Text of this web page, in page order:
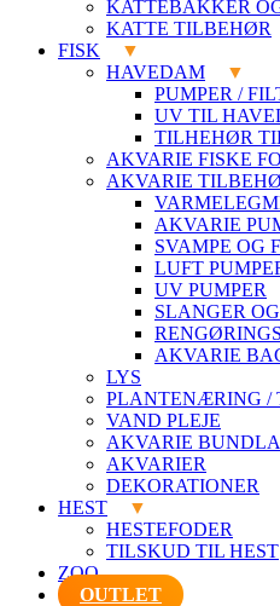
KATTEBAKKER
KATTE TILBEHØR
FISK
HAVEDAM
PUMPER /
UV TIL
TILHEHØR
AKVARIE FISKE
AKVARIE
AKVARIE
SVAMPE OG
LUFT
UV PUMPER
SLANGER
AKVARIE
LYS
PLANTENÆRING /
VAND PLEJE
AKVARIE
AKVARIER
DEKORATIONER
HEST
HESTEFODER
TILSKUD TIL HEST
ZOO
OUTLET